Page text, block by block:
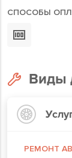
СПОСОБЫ
Виды
РЕМОНТ